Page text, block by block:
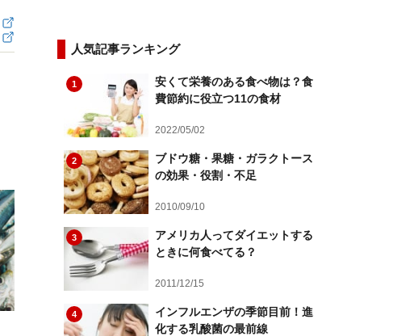
人気記事ランキング
1
安くて栄養のある食べ物は？食
費節約に役立つ11の食材
2022/05/02
2
ブドウ糖・果糖・ガラクトース
の効果・役割・不足
2010/09/10
3
アメリカ人ってダイエットする
ときに何食べてる？
2011/12/15
4
インフルエンザの季節目前！進
化する乳酸菌の最前線